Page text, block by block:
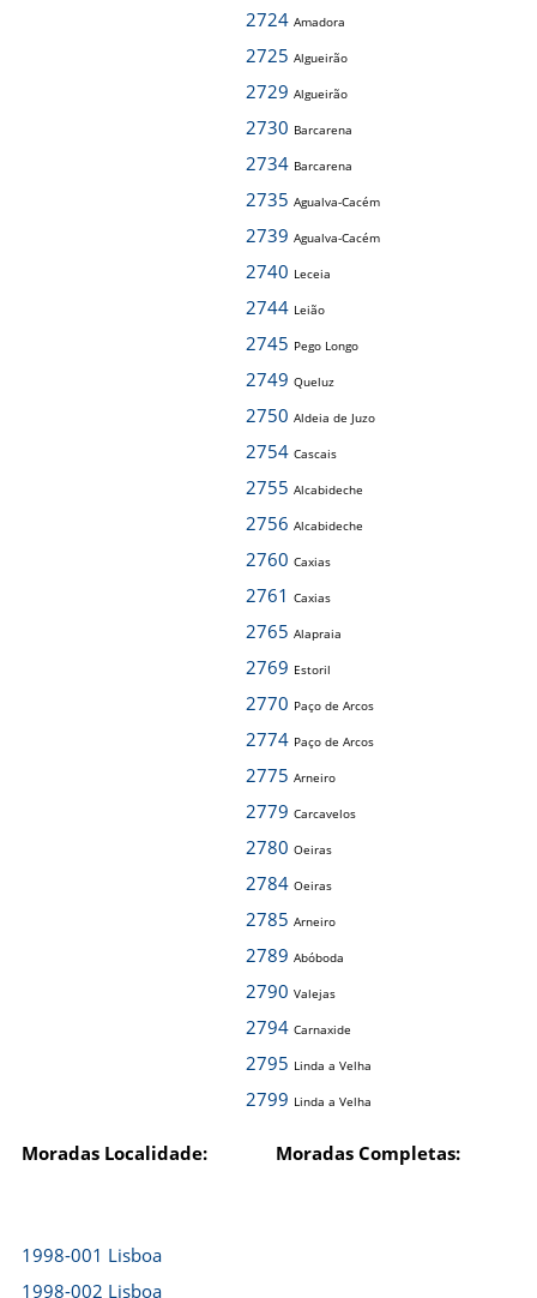
2724 Amadora
2725 Algueirão
2729 Algueirão
2730 Barcarena
2734 Barcarena
2735 Agualva-Cacém
2739 Agualva-Cacém
2740 Leceia
2744 Leião
2745 Pego Longo
2749 Queluz
2750 Aldeia de Juzo
2754 Cascais
2755 Alcabideche
2756 Alcabideche
2760 Caxias
2761 Caxias
2765 Alapraia
2769 Estoril
2770 Paço de Arcos
2774 Paço de Arcos
2775 Arneiro
2779 Carcavelos
2780 Oeiras
2784 Oeiras
2785 Arneiro
2789 Abóboda
2790 Valejas
2794 Carnaxide
2795 Linda a Velha
2799 Linda a Velha
Moradas Localidade: Moradas Completas:
1998-001 Lisboa
1998-002 Lisboa